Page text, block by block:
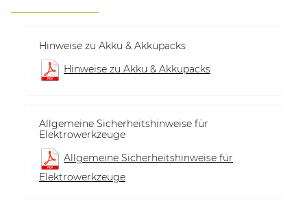
Hinweise zu Akku & Akkupacks
Hinweise zu Akku & Akkupacks
Allgemeine Sicherheitshinweise für
Elektrowerkzeuge
Allgemeine Sicherheitshinweise für
Elektrowerkzeuge